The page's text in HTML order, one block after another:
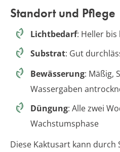
Standort und Pflege
Lichtbedarf: Heller
Substrat: Gut
Bewässerung: Mäßig,
Wassergaben
Düngung: Alle zwei
Wachstumsphase
Diese Kaktusart kann durch